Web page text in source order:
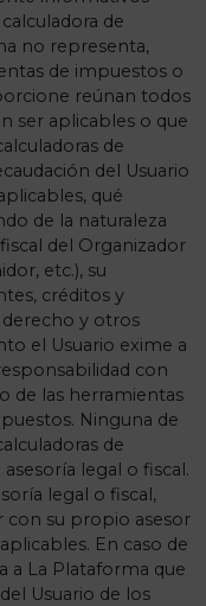
de
no representa,
de impuestos o
reúnan todos
ser aplicables o que
de
del Usuario
qué
de la naturaleza
del Organizador
etc.), su
créditos y
derecho y otros
el Usuario exime a
con
de las herramientas
Ninguna de
de
legal o fiscal.
legal o fiscal,
con su propio asesor
En caso de
a La Plataforma que
Usuario de los